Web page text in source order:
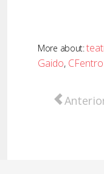
More about:
Gaido,
Artículo